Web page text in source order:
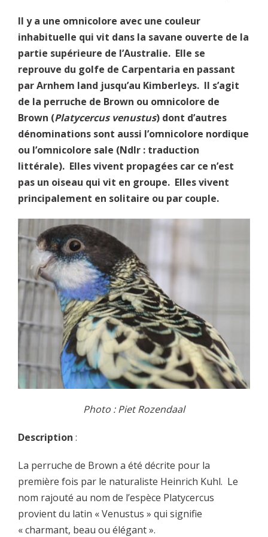
Il y a une omnicolore avec une couleur
inhabituelle qui vit dans la savane ouverte de la
partie supérieure de l’Australie. Elle se
reprouve du golfe de Carpentaria en passant
par Arnhem land jusqu’au Kimberleys. Il s’agit
de la perruche de Brown ou omnicolore de
Brown (Platycercus venustus) dont d’autres
dénominations sont aussi l’omnicolore nordique
ou l’omnicolore sale (Ndlr : traduction
littérale). Elles vivent propagées car ce n’est
pas un oiseau qui vit en groupe. Elles vivent
principalement en solitaire ou par couple.
Photo : Piet Rozendaal
Description :
La perruche de Brown a été décrite pour la
première fois par le naturaliste Heinrich Kuhl. Le
nom rajouté au nom de l’espèce Platycercus
provient du latin « Venustus » qui signifie
« charmant, beau ou élégant ».